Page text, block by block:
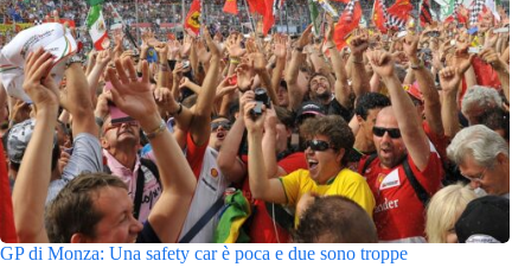
GP di Monza: Una safety car è poca e due sono troppe